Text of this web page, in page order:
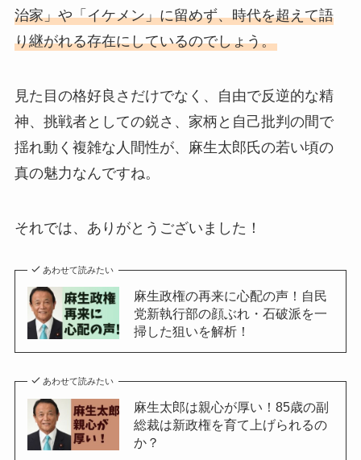
治家」や「イケメン」に留めず、時代を超えて語
り継がれる存在にしているのでしょう。
見た目の格好良さだけでなく、自由で反逆的な精
神、挑戦者としての鋭さ、家柄と自己批判の間で
揺れ動く複雑な人間性が、麻生太郎氏の若い頃の
真の魅力なんですね。
それでは、ありがとうございました！
あわせて読みたい
麻生政権の再来に心配の声！自民
党新執行部の顔ぶれ・石破派を一
掃した狙いを解析！
あわせて読みたい
麻生太郎は親心が厚い！85歳の副
総裁は新政権を育て上げられるの
か？